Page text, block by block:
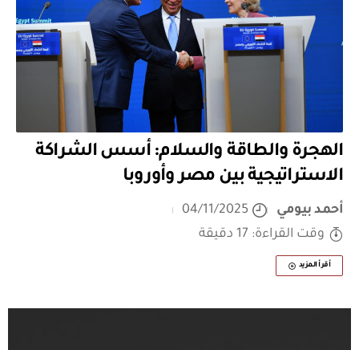
الهجرة والطاقة والسلام: أسس الشراكة
الاستراتيجية بين مصر وأوروبا
أحمد بيومي
04/11/2025
وقت القراءة: 17 دقيقة
أقرأ المزيد